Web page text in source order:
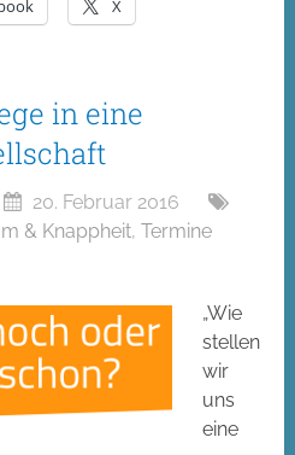
X
in eine
20. Februar 2016
& Knappheit,Termine
„Wie
stellen
wir
uns
eine